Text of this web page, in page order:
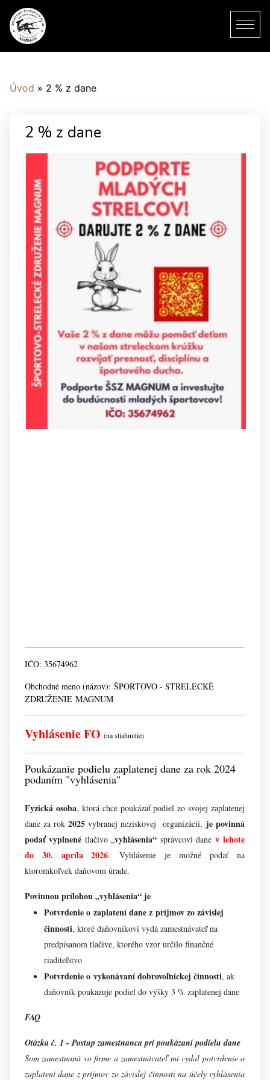
Úvod » 2 % z dane
2 % z dane
IČO: 35674962
Obchodné meno (názov): ŠPORTOVO - STRELECKÉ
ZDRUŽENIE MAGNUM
Vyhlásenie FO (na stiahnutie)
Poukázanie podielu zaplatenej dane za rok 2024
podaním "vyhlásenia"
Fyzická osoba, ktorá chce poukázať podiel zo svojej zaplatenej
dane za rok 2025 vybranej neziskovej organizácii, je povinná
podať vyplnené tlačivo „vyhlásenia“ správcovi dane v lehote
do 30. apríla 2026.
Vyhlásenie je možné podať na
ktoromkoľvek daňovom úrade.
Povinnou prílohou „vyhlásenia“ je
Potvrdenie o zaplatení dane z príjmov zo závislej
činnosti, ktoré daňovníkovi vydá zamestnávateľ na
predpísanom tlačive, ktorého vzor určilo finančné
riaditeľstvo
Potvrdenie o vykonávaní dobrovoľníckej činnosti, ak
daňovník poukazuje podiel do výšky 3 % zaplatenej dane
FAQ
Otázka č. 1 - Postup zamestnanca pri poukázaní podielu dane
Som zamestnaná vo firme a zamestnávateľ mi vydal potvrdenie o
zaplatení dane z príjmov zo závislej činnosti na účely vyhlásenia